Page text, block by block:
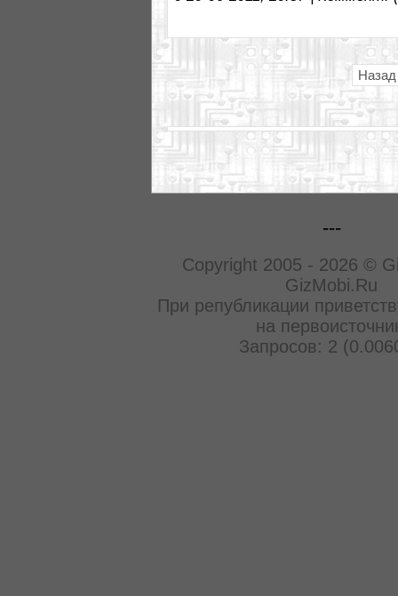
Назад
---
Copyright 2005 - 2026 ©
GizMobi.Ru
При републикации
на
Запросов: 2